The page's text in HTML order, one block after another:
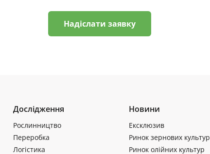
Надіслати заявку
Дослідження
Рослинництво
Переробка
Логістика
Новини
Ексклюзив
Ринок зернових культур
Ринок олійних культур